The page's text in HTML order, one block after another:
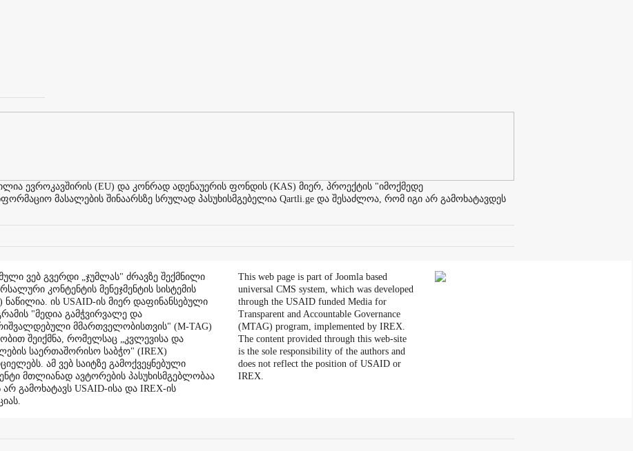
ევროკავშირის (EU) და კონრად ადენაუერის ფონდის (KAS) მიერ, პროექტის "იმოქმედე
მასალების შინაარსზე სრულად პასუხისმგებელია Qartli.ge და შესაძლოა, რომ იგი არ გამოხატავდეს
ვებ გვერდი „ჯუმლას" ძრავზე შექმნილი
კონტენტის მენეჯმენტის სისტემის
ნაწილია. ის USAID-ის მიერ დაფინანსებული
"მედია გამჭვირვალე და
მმართველობისთვის" (M-TAG)
შეიქმნა, რომელსაც „კვლევისა და
საერთაშორისო საბჭო" (IREX)
ამ ვებ საიტზე გამოქვეყნებული
მთლიანად ავტორების პასუხისმგებლობაა
არ გამოხატავს USAID-ისა და IREX-ის
This web page is part of Joomla based
universal CMS system, which was developed
through the USAID funded Media for
Transparent and Accountable Governance
(MTAG) program, implemented by IREX.
The content provided through this web-site
is the sole responsibility of the authors and
does not reflect the position of USAID or
IREX.